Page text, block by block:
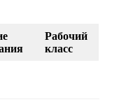
Рабочий
класс